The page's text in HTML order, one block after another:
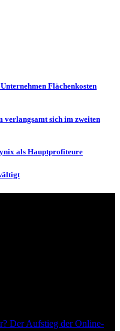
Flächenkosten
verlangsamt sich im zweiten
als Hauptprofiteure
Der Aufstieg der Online-